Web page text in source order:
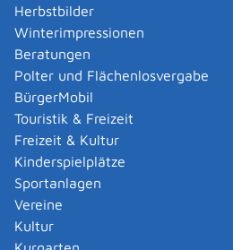
Herbstbilder
Winterimpressionen
Beratungen
Polter und Flächenlosvergabe
BürgerMobil
Touristik & Freizeit
Freizeit & Kultur
Kinderspielplätze
Sportanlagen
Vereine
Kultur
Leistungsdetails
Voraussetzungen
Ihr Bauvorhaben ist nicht
Das Bauvorhaben liegt im
Bebauungsplanes, der
enthält über
die Art (zum Beispiel
die örtlichen